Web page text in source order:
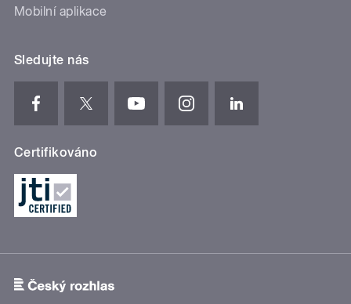
Mobilní aplikace
Sledujte nás
Certifikováno